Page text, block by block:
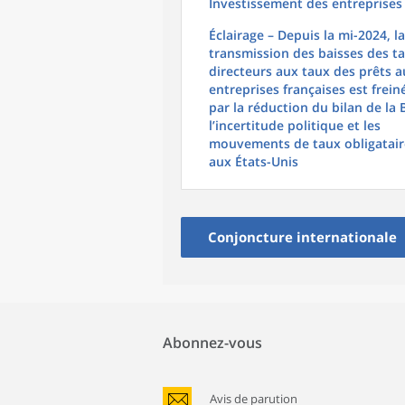
Éclairage – Depuis la mi-2024, la
transmission des baisses des
directeurs aux taux des prêts
entreprises françaises est
par la réduction du bilan de la
l’incertitude politique et les
mouvements de taux
aux États-Unis
Conjoncture internationale
Abonnez-vous
Avis de parution